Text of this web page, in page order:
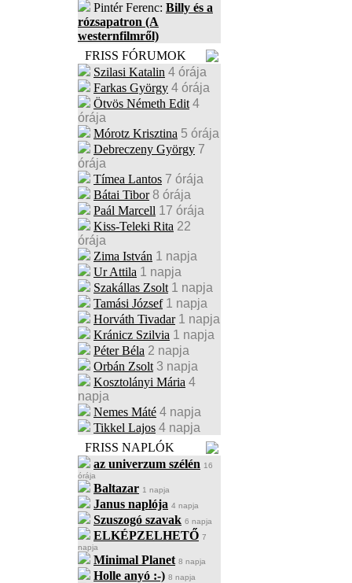
Pintér Ferenc: Billy és a
rózsapatron (A
westernfilmről)
FRISS FÓRUMOK
Szilasi Katalin 4 órája
Farkas György 4 órája
Ötvös Németh Edit 4
órája
Mórotz Krisztina 5 órája
Debreczeny György 7
órája
Tímea Lantos 7 órája
Bátai Tibor 8 órája
Paál Marcell 17 órája
Kiss-Teleki Rita 22
órája
Zima István 1 napja
Ur Attila 1 napja
Szakállas Zsolt 1 napja
Tamási József 1 napja
Horváth Tivadar 1 napja
Kránicz Szilvia 1 napja
Péter Béla 2 napja
Orbán Zsolt 3 napja
Kosztolányi Mária 4
napja
Nemes Máté 4 napja
Tikkel Lajos 4 napja
FRISS NAPLÓK
az univerzum szélén 16
órája
Baltazar 1 napja
Janus naplója 4 napja
Szuszogó szavak 6 napja
ELKÉPZELHETŐ 7
napja
Minimal Planet 8 napja
Holle anyó :-) 8 napja